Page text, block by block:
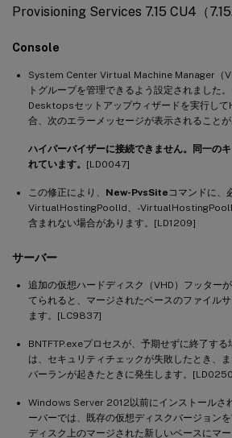
Provisioning Services 7.15 CU4（
Console
System Center Virtual Machine Manager（
トグループを管理できるよう設定されまし
Desktopsセットアップウィザードを実行して
合、次のエラーメッセージが表示されることが
ハイパーバイザーに接続できません。同一の
れています。 [LD0047]
この修正により、 New-PvsSite コマンドに、
VirtualHostingPoolId、-
含まれない場合があります。[LD1209]
サーバー
追加の仮想ハードディスク（VHD）フッター
てられると、マージされたベースのファイル
ます。[LC9837]
BNTFTP.exeプロセスが、予期せずに終了す
は、セキュリティチェックが失敗したとき、
バーランが起きたときに発生します。
Windows Server 2012以前にインストール
ーバーでは、既存の仮想ディスクバージョン
ディスク上のマージされた新しいベースにマ